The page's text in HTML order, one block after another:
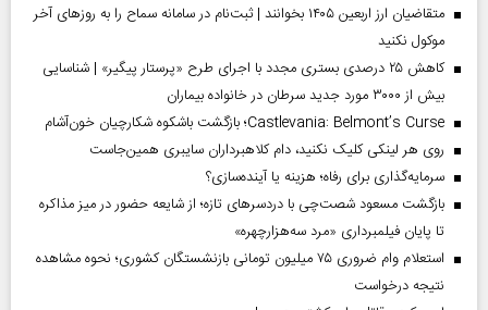
متقاضیان ارز اربعین ۱۴۰۵ بخوانند | ثبت‌نام در سامانه سماح را به روز‌های آخر
موکول نکنید
کاهش ۲۵ درصدی بستری مجدد با اجرای طرح «پرستار پیگیر» | شناسایی
بیش از ۳۰۰۰ مورد جدید سرطان در خانواده بیماران
Castlevania: Belmont’s Curse؛ بازگشت باشکوه شکارچیان خون‌آشام
روی هر لینکی کلیک نکنید، دام کلاهبرداران سایبری همین‌جاست
سرمایه‌گذاری برای رفاه؛ هزینه یا آینده‌سازی؟
بازگشت مسعود شصت‌چی با دردسر‌های تازه؛ از شایعه حضور در میز مذاکره
تا پایان فیلمبرداری «مرد سه‌هزارچهره»
استعلام وام ضروری ۷۵ میلیون تومانی بازنشستگان کشوری؛ نحوه مشاهده
نتیجه درخواست